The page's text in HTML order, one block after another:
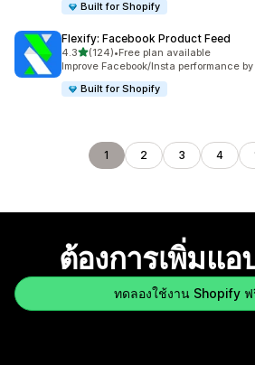
Built for Shopify
Flexify: Facebook Product Feed
4.3เต็ม 5 ดาว
(124)
ทั้งหมด 124 รีวิว
•Free plan available
Improve Facebook/Insta performance
Built for Shopify
1 2 3 4
ต้องการเพิ่มแอ
ทดลองใช้งาน Shopify